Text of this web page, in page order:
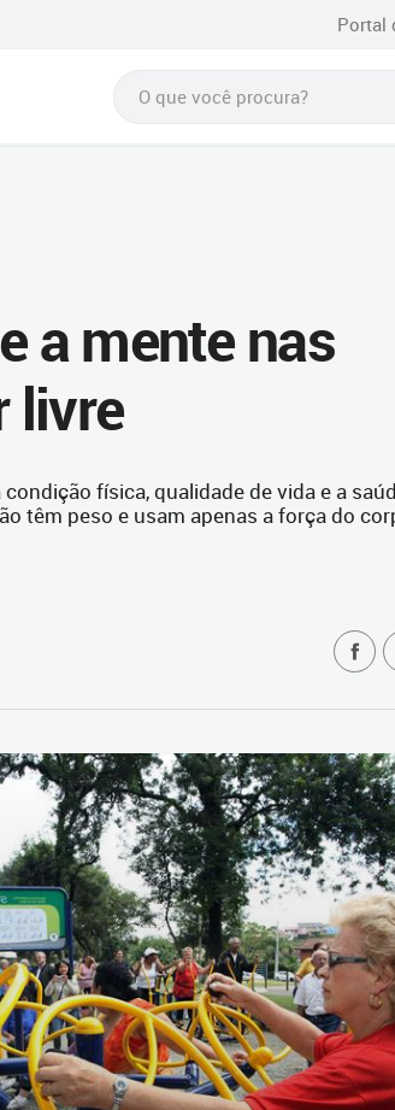
Portal
a mente nas
livre
física, qualidade de vida e a
têm peso e usam apenas a força do